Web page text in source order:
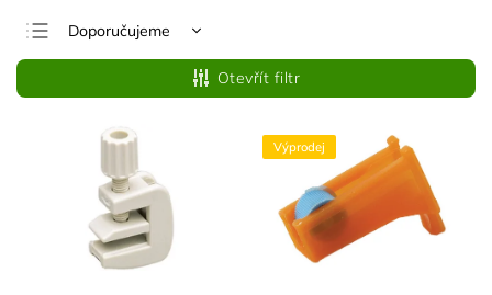
Doporučujeme
Nejlevnější
Nejdražší
Nejprodávanější
Abecedně
Otevřít filtr
Výprodej